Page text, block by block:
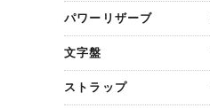
パワーリザーブ
文字盤
ストラップ